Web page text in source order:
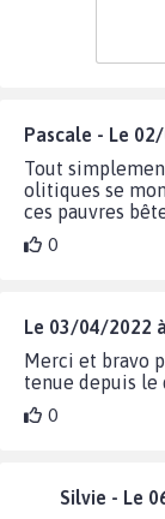
Pascale - Le
Tout
olitiques se
ces pauvres
0
Le 03/04/2022
Merci et bravo
tenue depuis le
0
Silvie - Le